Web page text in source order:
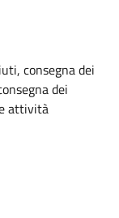
consegna dei
dei
attività